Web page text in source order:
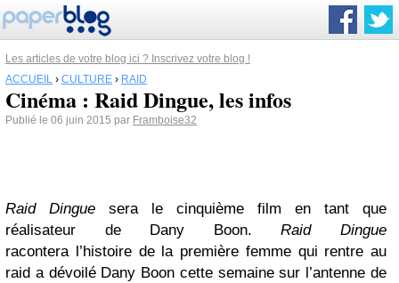
Les articles de votre blog ici ? Inscrivez votre blog !
ACCUEIL › CULTURE › RAID
Cinéma : Raid Dingue, les infos
Publié le 06 juin 2015 par Framboise32
Raid Dingue sera le cinquième film en tant que
réalisateur de Dany Boon.Raid Dingue
racontera l’histoire de la première femme qui rentre au
raid a dévoilé Dany Boon cette semaine sur l’antenne de